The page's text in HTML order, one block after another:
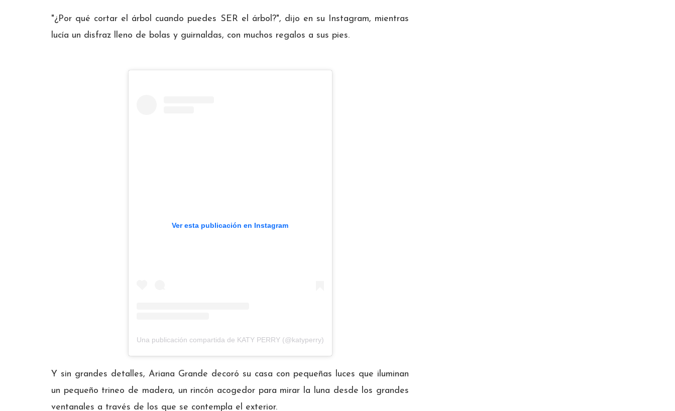
"¿Por qué cortar el árbol cuando puedes SER el árbol?", dijo en su Instagram, mientras
lucía un disfraz lleno de bolas y guirnaldas, con muchos regalos a sus pies.
Ver esta publicación en Instagram
Una publicación compartida de KATY PERRY (@katyperry)
Y sin grandes detalles, Ariana Grande decoró su casa con pequeñas luces que iluminan
un pequeño trineo de madera, un rincón acogedor para mirar la luna desde los grandes
ventanales a través de los que se contempla el exterior.